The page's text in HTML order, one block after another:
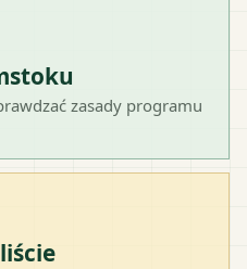
zasady programu